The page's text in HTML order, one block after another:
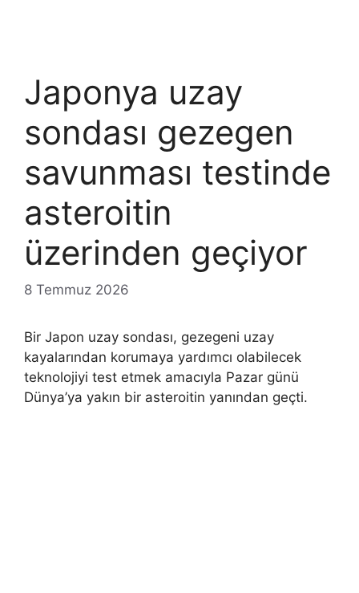
Japonya uzay
sondası gezegen
savunması testinde
asteroitin
üzerinden geçiyor
8 Temmuz 2026
Bir Japon uzay sondası, gezegeni uzay
kayalarından korumaya yardımcı olabilecek
teknolojiyi test etmek amacıyla Pazar günü
Dünya’ya yakın bir asteroitin yanından geçti.